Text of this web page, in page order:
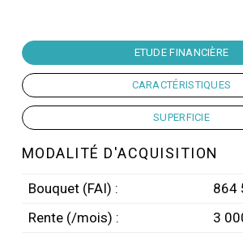
ETUDE FINANCIÈRE
CARACTÉRISTIQUES
SUPERFICIE
MODALITÉ D'ACQUISITION
Bouquet (FAI) :
864
Rente (/mois) :
3